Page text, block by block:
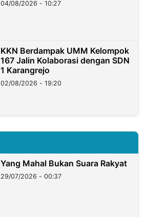
04/08/2026 - 10:27
KKN Berdampak UMM Kelompok
167 Jalin Kolaborasi dengan SDN
1 Karangrejo
02/08/2026 - 19:20
Yang Mahal Bukan Suara Rakyat
29/07/2026 - 00:37